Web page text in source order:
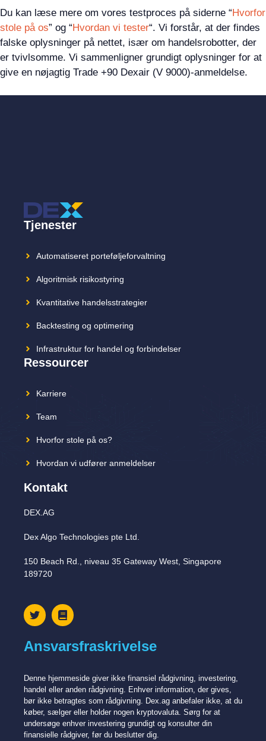
Du kan læse mere om vores testproces på siderne “Hvorfor
stole på os” og “Hvordan vi tester“. Vi forstår, at der findes
falske oplysninger på nettet, især om handelsrobotter, der
er tvivlsomme. Vi sammenligner grundigt oplysninger for at
give en nøjagtig Trade +90 Dexair (V 9000)-anmeldelse.
Tjenester
Automatiseret porteføljeforvaltning
Algoritmisk risikostyring
Kvantitative handelsstrategier
Backtesting og optimering
Infrastruktur for handel og forbindelser
Ressourcer
Karriere
Team
Hvorfor stole på os?
Hvordan vi udfører anmeldelser
Kontakt
DEX.AG
Dex Algo Technologies pte Ltd.
150 Beach Rd., niveau 35 Gateway West, Singapore
189720
Ansvarsfraskrivelse
Denne hjemmeside giver ikke finansiel rådgivning, investering,
handel eller anden rådgivning. Enhver information, der gives,
bør ikke betragtes som rådgivning. Dex.ag anbefaler ikke, at du
køber, sælger eller holder nogen kryptovaluta. Sørg for at
undersøge enhver investering grundigt og konsulter din
finansielle rådgiver, før du beslutter dig.